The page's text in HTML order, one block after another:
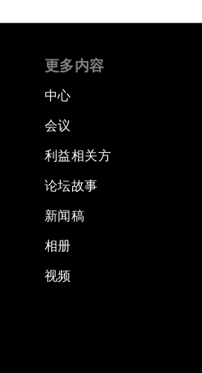
更多内容
中心
会议
利益相关方
论坛故事
新闻稿
相册
视频